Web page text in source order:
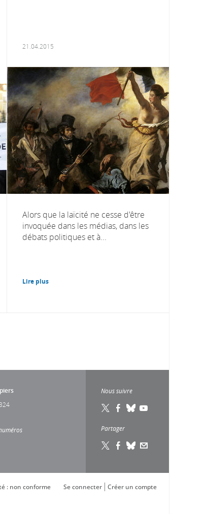
21.04.2015
Alors que la laïcité ne cesse d'être
invoquée dans les médias, dans les
débats politiques et à...
Lire plus
Nous suivre
Partager
Créer un compte
Se connecter
: non conforme
Personnalisez vos préférences pour